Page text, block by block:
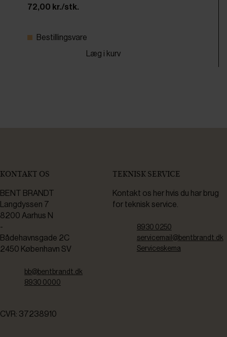
72,00 kr./stk.
Bestillingsvare
Læg i kurv
KONTAKT OS
BENT BRANDT
Langdyssen 7
8200 Aarhus N
-
Bådehavnsgade 2C
2450 København SV
bb@bentbrandt.dk
8930 0000
CVR: 37238910
TEKNISK SERVICE
Kontakt os her hvis du har brug
for teknisk service.
8930 0250
servicemail@bentbrandt.dk
Serviceskema